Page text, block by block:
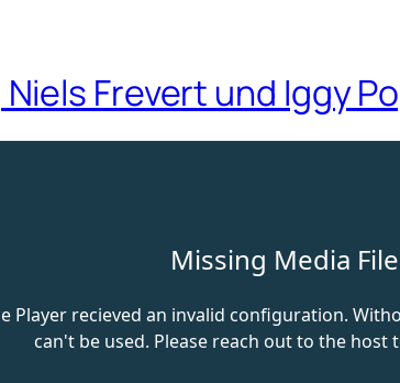
Frevert und Iggy